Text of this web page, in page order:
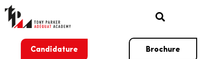
Candidature Brochure